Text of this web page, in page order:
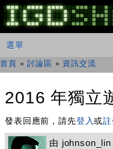
移
至
主
IGDSHARE
獨
遊
發
分
享
主選單
選單
您在這裡
首頁 »討論區 » 資訊交流
2016 年獨立
發表回應前，請先登入或
由 johnson_lin